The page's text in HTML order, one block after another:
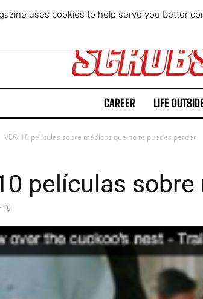
CAREER LIFE
VER: 10 películas sobre médicos que no te puedes perder
películas
16
uses cookies to help serve you better